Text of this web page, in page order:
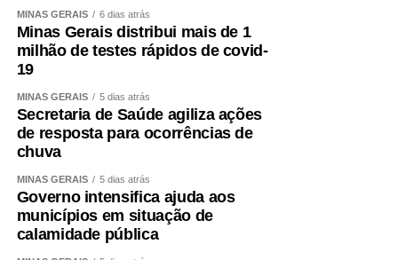
MINAS GERAIS 6 dias atrás
Minas Gerais distribui mais de 1
milhão de testes rápidos de covid-
19
MINAS GERAIS 5 dias atrás
Secretaria de Saúde agiliza ações
de resposta para ocorrências de
chuva
MINAS GERAIS 5 dias atrás
Governo intensifica ajuda aos
municípios em situação de
calamidade pública